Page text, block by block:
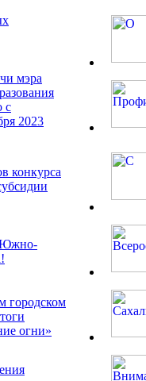
мэра
с
2023
конкурса
Южно-
городском
огни»